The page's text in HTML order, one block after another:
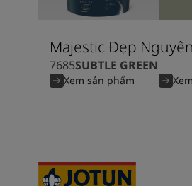
Majestic Đẹp
7685SUBTLE GREEN
Xem sản phẩm